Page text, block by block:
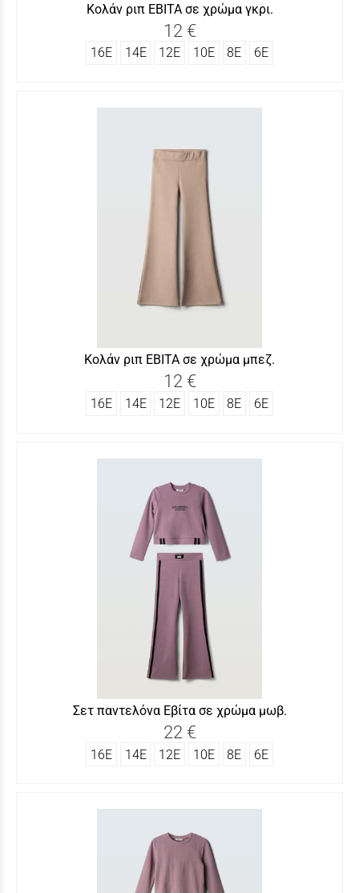
Κολάν ριπ ΕΒΙΤΑ σε χρώμα γκρι.
12 €
16Ε 14Ε 12Ε 10Ε 8Ε 6Ε
Κολάν ριπ ΕΒΙΤΑ σε χρώμα μπεζ.
12 €
16Ε 14Ε 12Ε 10Ε 8Ε 6Ε
Σετ παντελόνα Εβίτα σε χρώμα μωβ.
22 €
16Ε 14Ε 12Ε 10Ε 8Ε 6Ε